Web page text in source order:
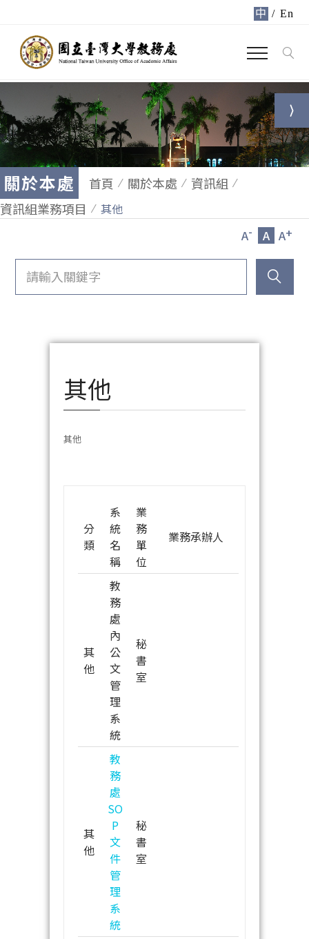
中 / En
關於本處 首頁 關於本處
資訊組
資訊組業務項目
其他
A- A A+
其他
其他
分
類
系
統
名
稱
業
務
單
位
業務承辦人
其
他
教
務
處
內
公
文
管
理
系
統
秘
書
室
其
他
教
務
處
SO
P
文
件
管
理
系
統
秘
書
室